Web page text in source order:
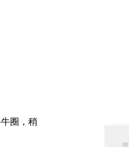
圈，稍